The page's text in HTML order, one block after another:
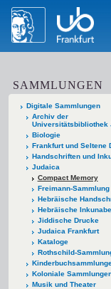
SAMMLUNGEN
Digitale Sammlungen
Archiv der
Universitätsbibliothek
Biologie
Frankfurt und Seltene
Handschriften und
Judaica
Compact Memory
Freimann-Sammlung
Hebräische
Hebräische
Jiddische Drucke
Judaica Frankfurt
Kataloge
Rothschild-
Koloniale
Musik und Theater